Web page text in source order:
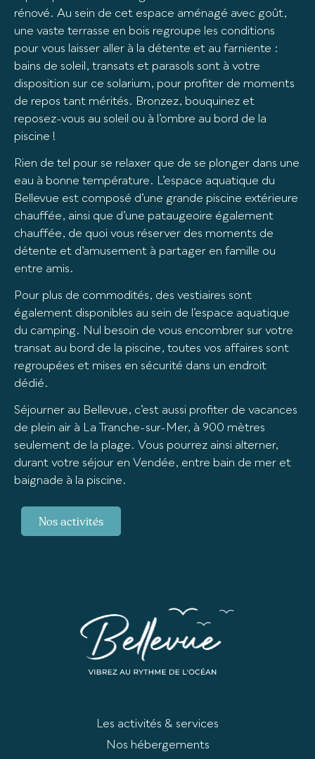
rénové. Au sein de cet espace aménagé avec goût,
une vaste terrasse en bois regroupe les conditions
pour vous laisser aller à la détente et au farniente :
bains de soleil, transats et parasols sont à votre
disposition sur ce solarium, pour profiter de moments
de repos tant mérités. Bronzez, bouquinez et
reposez-vous au soleil ou à l’ombre au bord de la
piscine !
Rien de tel pour se relaxer que de se plonger dans une
eau à bonne température. L’espace aquatique du
Bellevue est composé d’une grande piscine extérieure
chauffée, ainsi que d’une pataugeoire également
chauffée, de quoi vous réserver des moments de
détente et d’amusement à partager en famille ou
entre amis.
Pour plus de commodités, des vestiaires sont
également disponibles au sein de l’espace aquatique
du camping. Nul besoin de vous encombrer sur votre
transat au bord de la piscine, toutes vos affaires sont
regroupées et mises en sécurité dans un endroit
dédié.
Séjourner au Bellevue, c’est aussi profiter de vacances
de plein air à La Tranche-sur-Mer, à 900 mètres
seulement de la plage. Vous pourrez ainsi alterner,
durant votre séjour en Vendée, entre bain de mer et
baignade à la piscine.
Nos activités
Les activités & services
Nos hébergements